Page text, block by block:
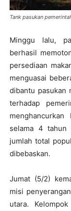
Tank pasukan
Minggu lalu,
berhasil
persediaan
menguasai
dibantu pasukan
terhadap
selama 4 tahun
jumlah total
dibebaskan.
Jumat (5/2)
misi
utara.